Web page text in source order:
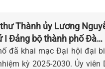
Thành ủy Lương
I Đảng bộ thành phố Đà
đã khai mạc Đại hội đại
kỳ 2025-2030. Ủy viên